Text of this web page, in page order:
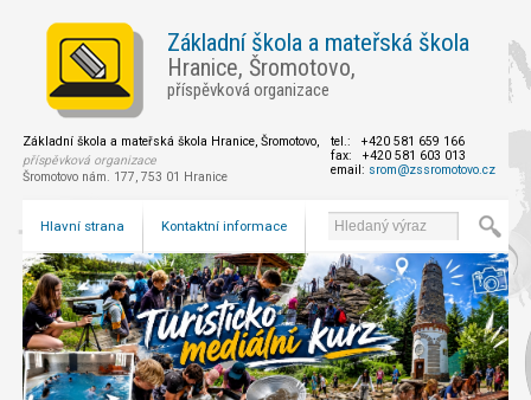
Základní škola a mateřská škola
Hranice, Šromotovo,
příspěvková organizace
Základní škola a mateřská škola Hranice, Šromotovo,
příspěvková organizace
Šromotovo nám. 177, 753 01 Hranice
tel.: +420 581 659 166
fax: +420 581 603 013
email: srom@zssromotovo.cz
Hlavní strana Kontaktní informace